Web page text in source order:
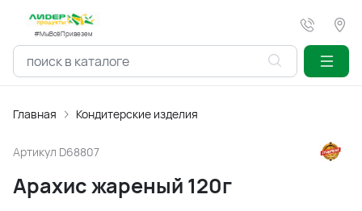
#МыВсёПривезем
Главная Кондитерские изделия
Артикул D68807
Арахис жареный 120г